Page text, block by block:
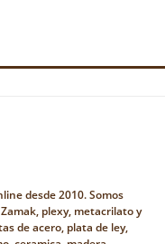
desde 2010. Somos
plexy, metacrilato y
de acero, plata de ley,